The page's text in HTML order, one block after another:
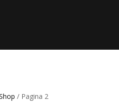
/ Pagina 2